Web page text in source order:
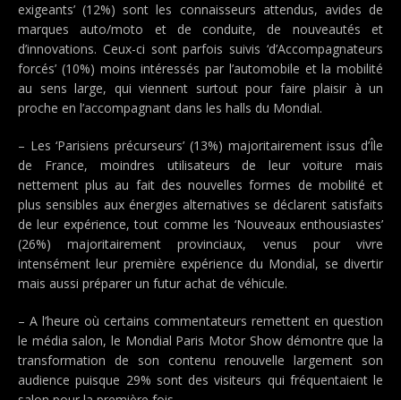
exigeants’ (12%) sont les connaisseurs attendus, avides de
marques auto/moto et de conduite, de nouveautés et
d’innovations. Ceux-ci sont parfois suivis ‘d’Accompagnateurs
forcés’ (10%) moins intéressés par l’automobile et la mobilité
au sens large, qui viennent surtout pour faire plaisir à un
proche en l’accompagnant dans les halls du Mondial.
– Les ‘Parisiens précurseurs’ (13%) majoritairement issus d’Île
de France, moindres utilisateurs de leur voiture mais
nettement plus au fait des nouvelles formes de mobilité et
plus sensibles aux énergies alternatives se déclarent satisfaits
de leur expérience, tout comme les ‘Nouveaux enthousiastes’
(26%) majoritairement provinciaux, venus pour vivre
intensément leur première expérience du Mondial, se divertir
mais aussi préparer un futur achat de véhicule.
– A l’heure où certains commentateurs remettent en question
le média salon, le Mondial Paris Motor Show démontre que la
transformation de son contenu renouvelle largement son
audience puisque 29% sont des visiteurs qui fréquentaient le